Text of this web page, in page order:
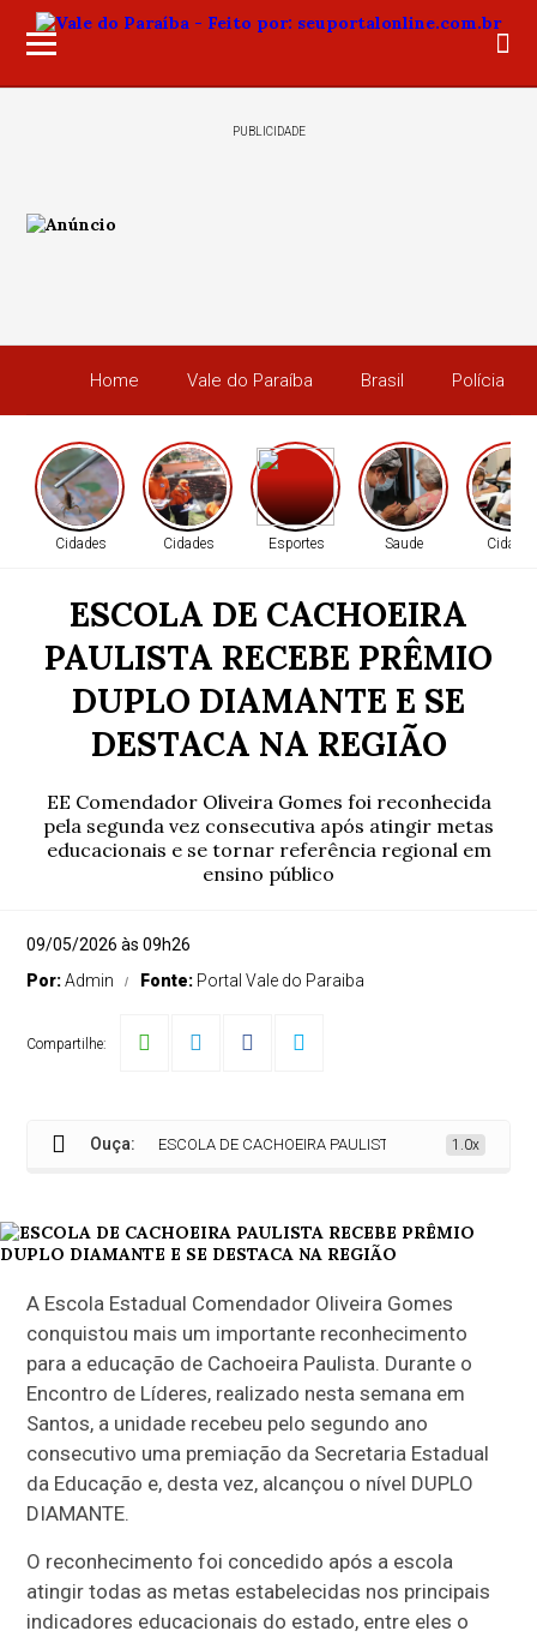
PUBLICIDADE
Home Vale do Paraíba Brasil Polícia
Cidades Cidades Esportes Saude Cidades
ESCOLA DE CACHOEIRA
PAULISTA RECEBE PRÊMIO
DUPLO DIAMANTE E SE
DESTACA NA REGIÃO
EE Comendador Oliveira Gomes foi reconhecida
pela segunda vez consecutiva após atingir metas
educacionais e se tornar referência regional em
ensino público
09/05/2026 às 09h26
Por:Admin Fonte: Portal Vale do Paraiba
Compartilhe:
Ouça:ESCOLA DE CACHOEIRA PAULISTA RECEBE PRÊMIO
1.0x
A Escola Estadual Comendador Oliveira Gomes
conquistou mais um importante reconhecimento
para a educação de Cachoeira Paulista. Durante o
Encontro de Líderes, realizado nesta semana em
Santos, a unidade recebeu pelo segundo ano
consecutivo uma premiação da Secretaria Estadual
da Educação e, desta vez, alcançou o nível DUPLO
DIAMANTE.
O reconhecimento foi concedido após a escola
atingir todas as metas estabelecidas nos principais
indicadores educacionais do estado, entre eles o